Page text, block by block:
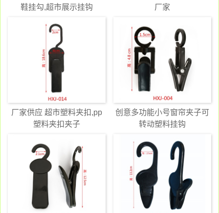
鞋挂勾,超市展示挂钩
厂家
厂家供应 超市塑料夹扣,pp
塑料夹扣夹子
创意多功能小号窗帘夹子可
转动塑料挂钩